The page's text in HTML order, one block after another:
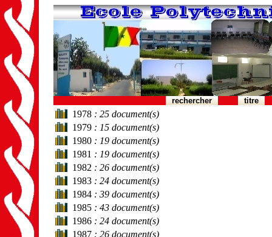
rechercher titre
1978 : 25 document(s)
1979 : 15 document(s)
1980 : 19 document(s)
1981 : 19 document(s)
1982 : 26 document(s)
1983 : 24 document(s)
1984 : 39 document(s)
1985 : 43 document(s)
1986 : 24 document(s)
1987 : 26 document(s)